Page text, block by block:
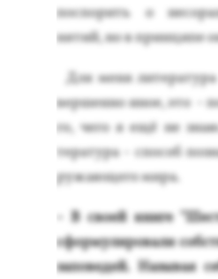
пос­по­рить о
нятий, но в прин­ци­пе
Для ме­ня
вер­шенно иное, это -
го, че­го я ещё не
тера­тура - спо­соб
ру­жа­юще­го ми­ра.
- В сво­ей кни­ге
сфор­му­лиро­вали
за­пове­дей. На­зывая